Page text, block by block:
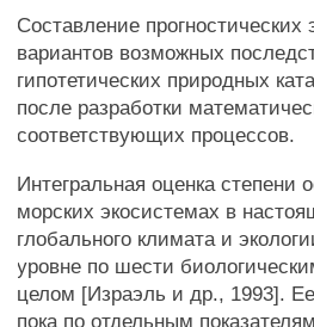
Составление прогностических
вариантов возможных
гипотетических природных
после разработки
соответствующих процессов.
Интегральная оценка степени
морских экосистемах в
глобального климата и
уровне по шести
целом [Израэль и др., 1993].
пока по отдельным